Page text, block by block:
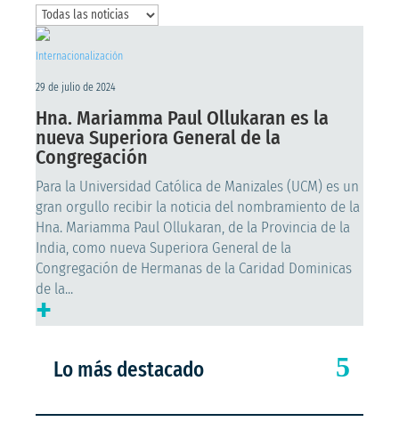
Internacionalización
29 de julio de 2024
Hna. Mariamma Paul Ollukaran es la
nueva Superiora General de la
Congregación
Para la Universidad Católica de Manizales (UCM) es un
gran orgullo recibir la noticia del nombramiento de la
Hna. Mariamma Paul Ollukaran, de la Provincia de la
India, como nueva Superiora General de la
Congregación de Hermanas de la Caridad Dominicas
de la...
+
Lo más destacado